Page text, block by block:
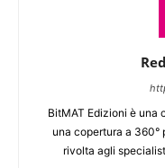
BitMAT Edizioni è una
una copertura a 360°
rivolta agli